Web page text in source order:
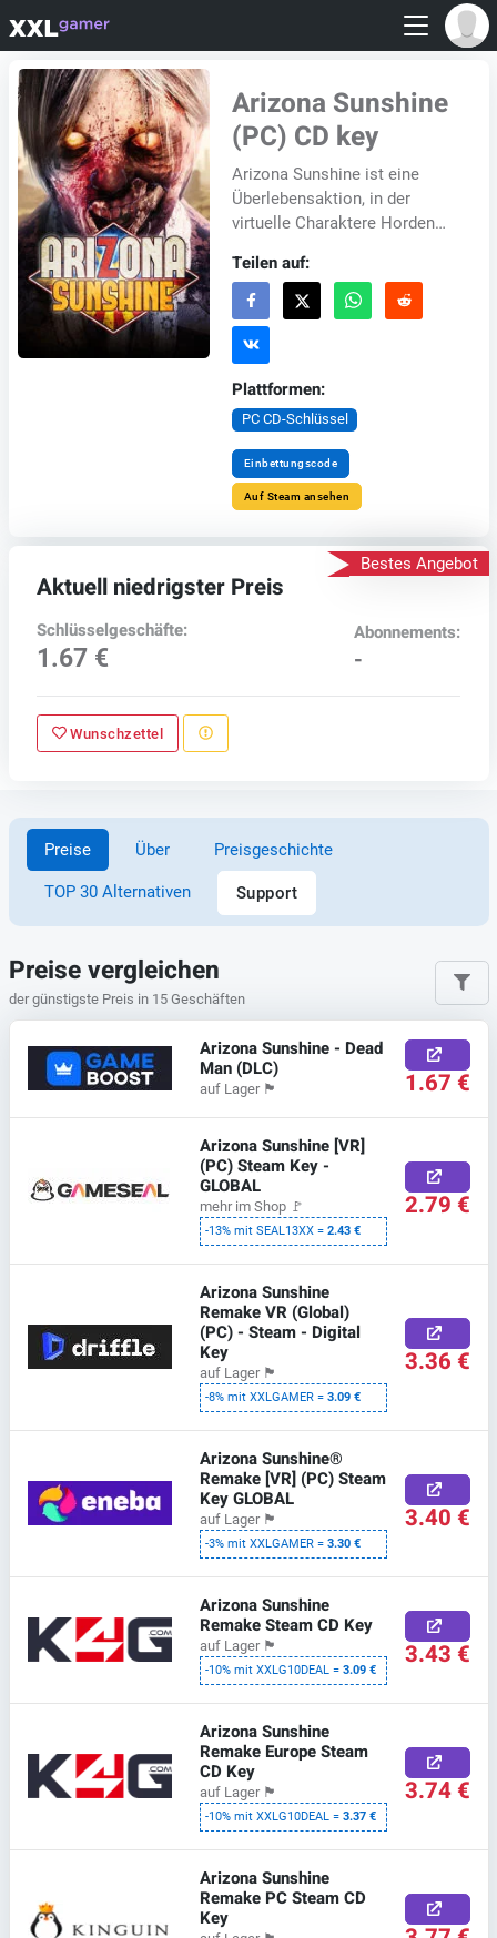
Arizona Sunshine
(PC) CD key
Arizona Sunshine ist eine
Überlebensaktion, in der
virtuelle Charaktere Horden
dich in die Rolle des
Überlebenden, der n...
Teilen auf:
Plattformen:
PC CD-Schlüssel
Einbettungscode
Auf Steam ansehen
Bestes Angebot
Aktuell niedrigster Preis
Schlüsselgeschäfte:
1.67 €
Abonnements:
-
Wunschzettel
Preise Über Preisgeschichte
TOP 30 Alternativen Support
Preise vergleichen
der günstigste Preis in 15 Geschäften
Arizona Sunshine - Dead
Man (DLC)
auf Lager 🏴 1.67 €
Arizona Sunshine [VR]
(PC) Steam Key -
GLOBAL
mehr im Shop 🚩
-13% mit SEAL13XX =2.43 €
2.79 €
Arizona Sunshine
Remake VR (Global)
(PC) - Steam - Digital
Key
auf Lager 🏴
-8% mit XXLGAMER =3.09 €
3.36 €
Arizona Sunshine®
Remake [VR] (PC) Steam
Key GLOBAL
auf Lager 🏴
-3% mit XXLGAMER =3.30 €
3.40 €
Arizona Sunshine
Remake Steam CD Key
auf Lager 🏴
-10% mit XXLG10DEAL =3.09 € 3.43 €
Arizona Sunshine
Remake Europe Steam
CD Key
auf Lager 🏴
-10% mit XXLG10DEAL =3.37 €
3.74 €
Arizona Sunshine
Remake PC Steam CD
Key